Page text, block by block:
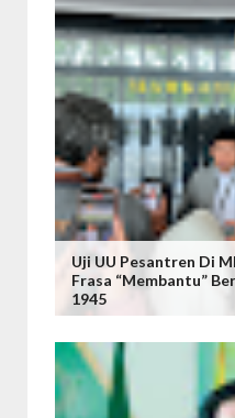
Uji UU Pesantren Di
Frasa “Membantu”
1945